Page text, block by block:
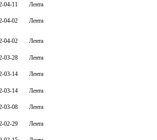
04-11
Лента
04-02 Лента
04-02 Лента
03-28
Лента
03-14 Лента
03-14
Лента
03-08 Лента
02-29
Лента